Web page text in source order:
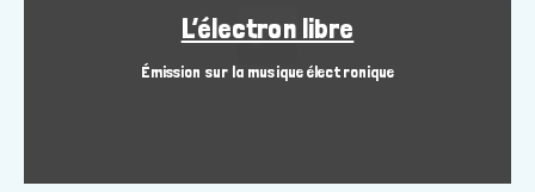
L’électron libre
Émission sur la musique électronique